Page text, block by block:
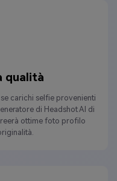
qualità
carichi selfie provenienti
di Headshot AI di
ottime foto profilo